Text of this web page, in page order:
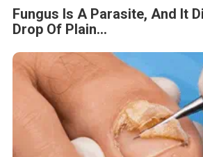
Fungus Is A Parasite, And It
Drop Of Plain...